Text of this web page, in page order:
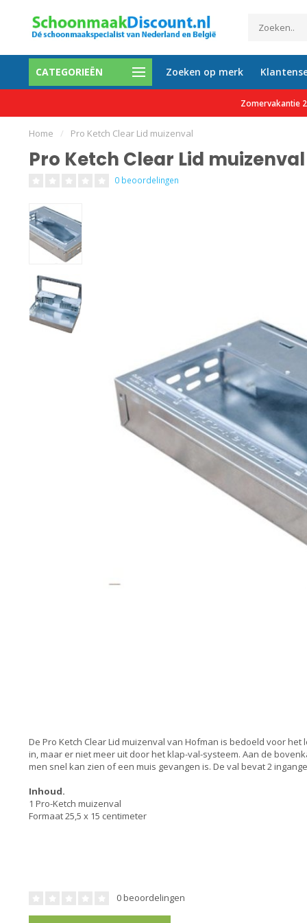
CATEGORIEËN Zoeken op merk
tevreden klanten Gratis verzending vanaf €150
Zomervakantie
Home / Pro Ketch Clear Lid muizenval
Pro Ketch Clear Lid muizenval
0 beoordelingen
De Pro Ketch Clear Lid muizenval van Hofman is bedoeld voor
in, maar er niet meer uit door het klap-val-systeem. Aan de
men snel kan zien of een muis gevangen is. De val bevat 2
Inhoud.
1 Pro-Ketch muizenval
Formaat 25,5 x 15 centimeter
0 beoordelingen